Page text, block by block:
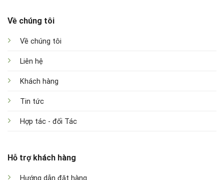
Về chúng tôi
Về chúng tôi
Liên hệ
Khách hàng
Tin tức
Hợp tác - đối Tác
Hỗ trợ khách hàng